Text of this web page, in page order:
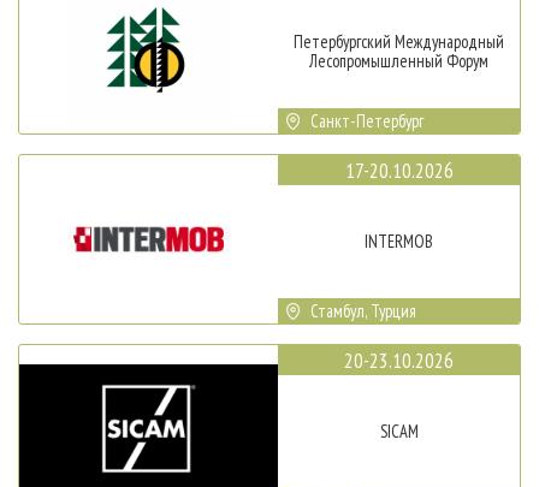
Петербургский Международный
Лесопромышленный Форум
Санкт-Петербург
17-20.10.2026
INTERMOB
Стамбул, Турция
20-23.10.2026
SICAM